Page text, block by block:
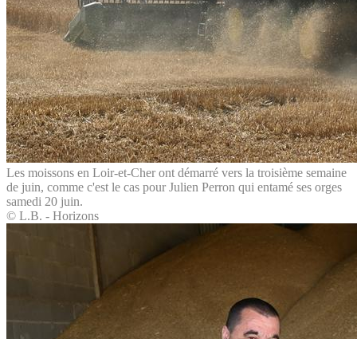
Les moissons en Loir-et-Cher ont démarré vers la troisième semaine
de juin, comme c'est le cas pour Julien Perron qui entamé ses orges
samedi 20 juin.
© L.B. - Horizons